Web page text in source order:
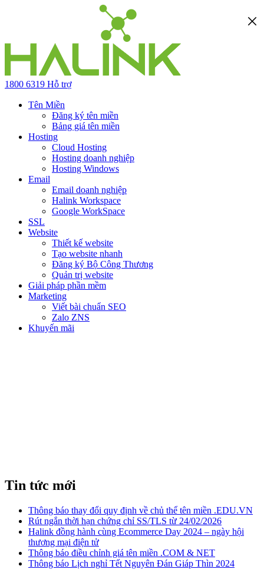
1800 6319 Hỗ trợ
Tên Miền
Đăng ký tên miền
Bảng giá tên miền
Hosting
Cloud Hosting
Hosting doanh nghiệp
Hosting Windows
Email
Email doanh nghiệp
Halink Workspace
Google WorkSpace
SSL
Website
Thiết kế website
Tạo website nhanh
Đăng ký Bộ Công Thương
Quản trị website
Giải pháp phần mềm
Marketing
Viết bài chuẩn SEO
Zalo ZNS
Khuyến mãi
Tin tức mới
Thông báo thay đổi quy định về chủ thể tên miền .EDU.VN
Rút ngắn thời hạn chứng chỉ SS/TLS từ 24/02/2026
Halink đồng hành cùng Ecommerce Day 2024 – ngày hội
thương mại điện tử
Thông báo điều chỉnh giá tên miền .COM & NET
Thông báo Lịch nghỉ Tết Nguyên Đán Giáp Thìn 2024